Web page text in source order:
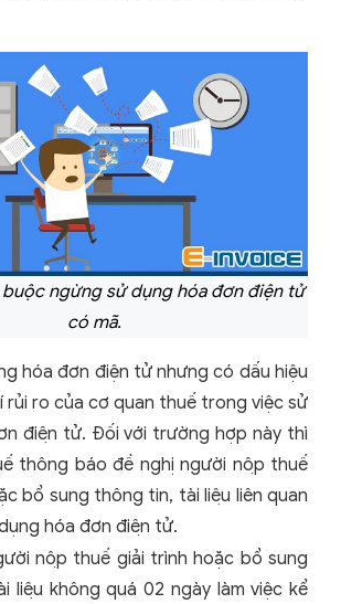
ngừng sử dụng hóa đơn điện tử
có mã.
hóa đơn điện tử nhưng có dấu hiệu
rủi ro của cơ quan thuế trong việc sử
điện tử. Đối với trường hợp này thì
thông báo đề nghị người nộp thuế
bổ sung thông tin, tài liệu liên quan
hóa đơn điện tử.
nộp thuế giải trình hoặc bổ sung
liệu không quá 02 ngày làm việc kể